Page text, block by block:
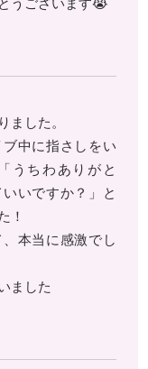
うございます😭
ました。
中に指さしをい
うちわありがと
いですか？」と
！
本当に感激でし
ました